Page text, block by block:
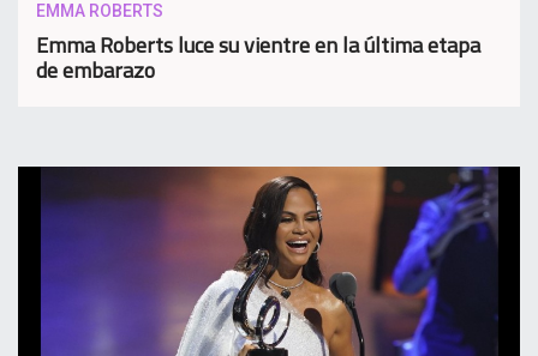
EMMA ROBERTS
Emma Roberts luce su vientre en la última etapa
de embarazo